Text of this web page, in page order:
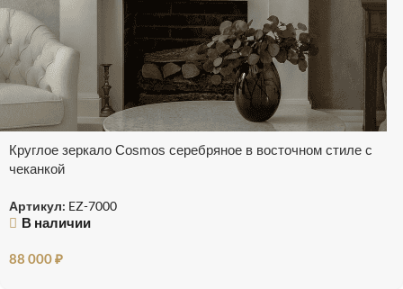
Круглое зеркало Cosmos серебряное в восточном стиле с
чеканкой
Артикул: EZ-7000
В наличии
88 000₽